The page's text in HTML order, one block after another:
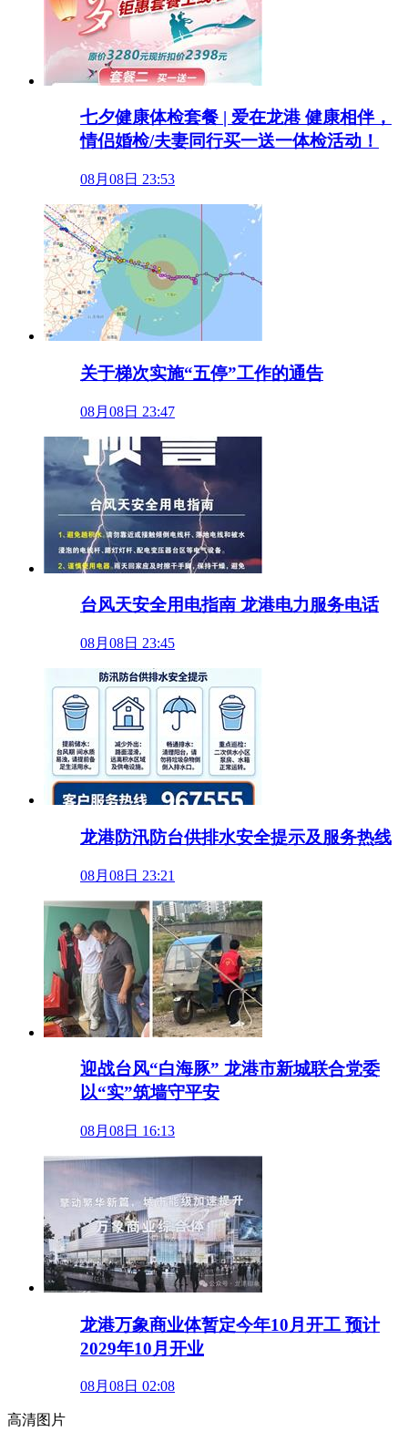
七夕健康体检套餐 | 爱在龙港 健康相伴，
情侣婚检/夫妻同行买一送一体检活动！
08月08日 23:53
关于梯次实施“五停”工作的通告
08月08日 23:47
台风天安全用电指南 龙港电力服务电话
08月08日 23:45
龙港防汛防台供排水安全提示及服务热线
08月08日 23:21
迎战台风“白海豚” 龙港市新城联合党委
以“实”筑墙守平安
08月08日 16:13
龙港万象商业体暂定今年10月开工 预计
2029年10月开业
08月08日 02:08
高清图片